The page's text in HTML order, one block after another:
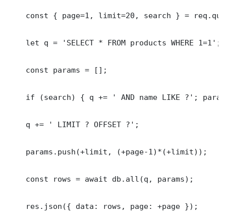
const { page=1, limit=20, search } =
    let q = 'SELECT * FROM products WHERE 1=1';
    const params = [];
if (search) { q += ' AND name LIKE ?';
    q += ' LIMIT ? OFFSET ?';
    params.push(+limit, (+page-1)*(+limit));
    const rows = await db.all(q, params);
    res.json({ data: rows, page: +page });